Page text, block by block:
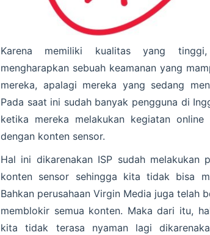
Karena memiliki kualitas yang
mengharapkan sebuah keamanan yang
mereka, apalagi mereka yang sedang
Pada saat ini sudah banyak pengguna di
ketika mereka melakukan kegiatan online
dengan konten sensor.
Hal ini dikarenakan ISP sudah melakukan
konten sensor sehingga kita tidak bisa
Bahkan perusahaan Virgin Media juga telah
memblokir semua konten. Maka dari itu,
kita tidak terasa nyaman lagi